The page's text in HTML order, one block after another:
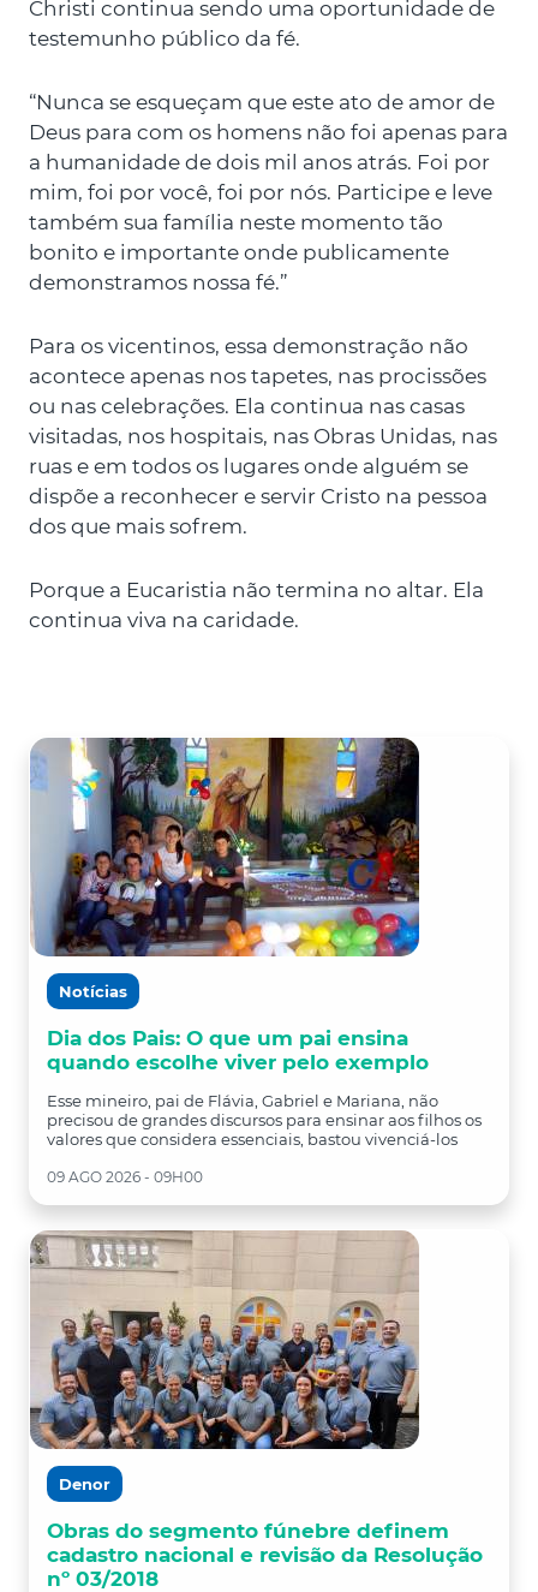
Christi continua sendo uma oportunidade de
testemunho público da fé.
“Nunca se esqueçam que este ato de amor de
Deus para com os homens não foi apenas para
a humanidade de dois mil anos atrás. Foi por
mim, foi por você, foi por nós. Participe e leve
também sua família neste momento tão
bonito e importante onde publicamente
demonstramos nossa fé.”
Para os vicentinos, essa demonstração não
acontece apenas nos tapetes, nas procissões
ou nas celebrações. Ela continua nas casas
visitadas, nos hospitais, nas Obras Unidas, nas
ruas e em todos os lugares onde alguém se
dispõe a reconhecer e servir Cristo na pessoa
dos que mais sofrem.
Porque a Eucaristia não termina no altar. Ela
continua viva na caridade.
Notícias
Dia dos Pais: O que um pai ensina
quando escolhe viver pelo exemplo
Esse mineiro, pai de Flávia, Gabriel e Mariana, não
precisou de grandes discursos para ensinar aos filhos os
valores que considera essenciais, bastou vivenciá-los
09 AGO 2026 - 09H00
Denor
Obras do segmento fúnebre definem
cadastro nacional e revisão da Resolução
nº 03/2018